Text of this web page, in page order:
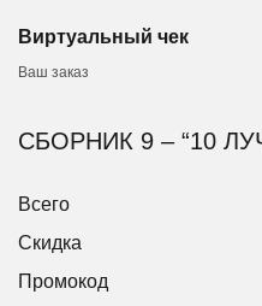
Виртуальный чек
Ваш заказ
СБОРНИК 9 – “10
Всего
Скидка
Промокод